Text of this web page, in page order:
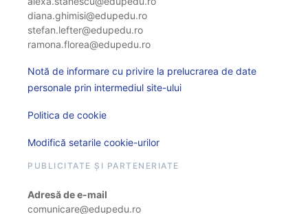
diana.ghimisi@edupedu.ro
stefan.lefter@edupedu.ro
ramona.florea@edupedu.ro
Notă de informare cu privire la prelucrarea de date
personale prin intermediul site-ului
Politica de cookie
Modifică setarile cookie-urilor
PUBLICITATE ȘI PARTENERIATE
Adresă de e-mail
comunicare@edupedu.ro